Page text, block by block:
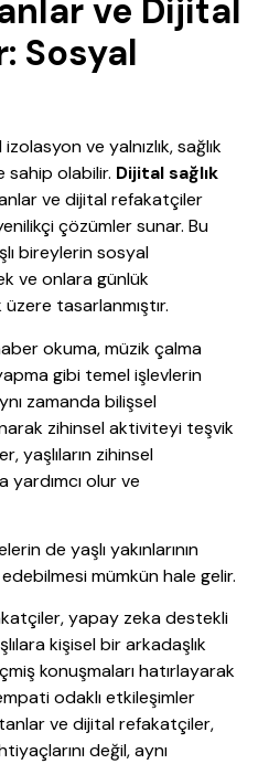
ve Dijital
Sosyal
ve yalnızlık, sağlık
sahip olabilir. Dijital sağlık
ve dijital refakatçiler
çözümler sunar. Bu
bireylerin sosyal
ve onlara günlük
tasarlanmıştır.
okuma, müzik çalma
gibi temel işlevlerin
zamanda bilişsel
zihinsel aktiviteyi teşvik
yaşlıların zihinsel
yardımcı olur ve
de yaşlı yakınlarının
mümkün hale gelir.
yapay zeka destekli
kişisel bir arkadaşlık
konuşmaları hatırlayarak
odaklı etkileşimler
ve dijital refakatçiler,
değil, aynı